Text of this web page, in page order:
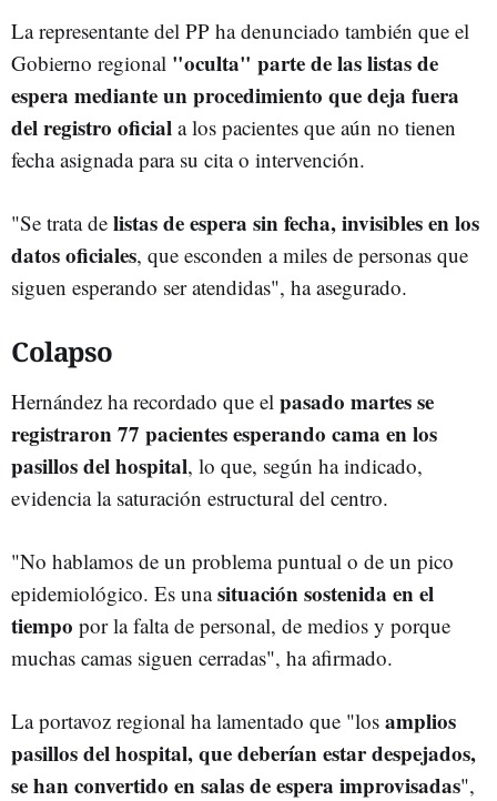
La representante del PP ha denunciado también que el
Gobierno regional "oculta" parte de las listas de
espera mediante un procedimiento que deja fuera
del registro oficial a los pacientes que aún no tienen
fecha asignada para su cita o intervención.
"Se trata de listas de espera sin fecha, invisibles en los
datos oficiales, que esconden a miles de personas que
siguen esperando ser atendidas", ha asegurado.
Colapso
Hernández ha recordado que el pasado martes se
registraron 77 pacientes esperando cama en los
pasillos del hospital, lo que, según ha indicado,
evidencia la saturación estructural del centro.
"No hablamos de un problema puntual o de un pico
epidemiológico. Es unasituación sostenida en el
tiempo por la falta de personal, de medios y porque
muchas camas siguen cerradas", ha afirmado.
La portavoz regional ha lamentado que "los amplios
pasillos del hospital, que deberían estar despejados,
se han convertido en salas de espera improvisadas",